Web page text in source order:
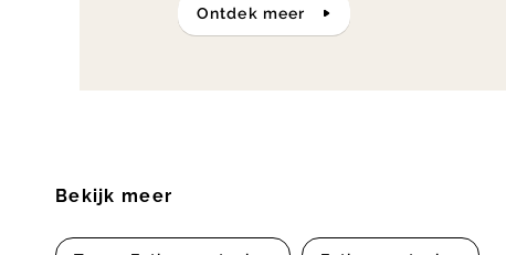
ontdek meer
Bekijk meer